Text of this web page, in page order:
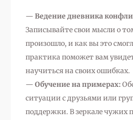
— Ведение дневника
Записывайте свои мысли о
произошло, и как вы это
практика поможет вам
научиться на своих ошибках.
— Обучение на примерах:
ситуации с друзьями или
поддержки. В зеркале чужих